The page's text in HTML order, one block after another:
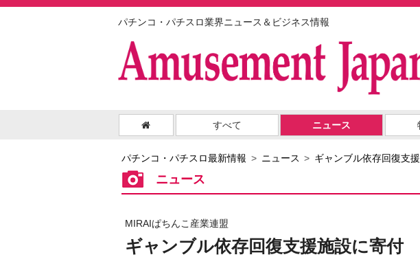
パチンコ・パチスロ業界ニュース＆ビジネス情報
すべて ニュース
パチンコ・パチスロ最新情報 ニュース ギャンブル依存回復支
ニュース
MIRAIぱちんこ産業連盟
ギャンブル依存回復支援施設に寄付